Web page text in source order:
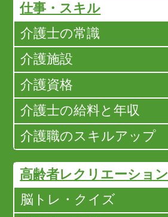
仕事・スキル
介護士の常識
介護施設
介護資格
介護士の給料と年収
介護職のスキルアップ
高齢者レクリエーション
脳トレ・クイズ